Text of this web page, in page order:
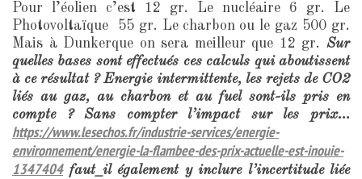
Pour l’éolien c’est 12 gr. Le nucléaire 6 gr. Le
Photovoltaïque 55 gr. Le charbon ou le gaz 500 gr.
Mais à Dunkerque on sera meilleur que 12 gr. Sur
quelles bases sont effectués ces calculs qui aboutissent
à ce résultat ? Energie intermittente, les rejets de CO2
liés au gaz, au charbon et au fuel sont-ils pris en
compte ? Sans compter l’impact sur les prix…
https://www.lesechos.fr/industrie-services/energie-
environnement/energie-la-flambee-des-prix-actuelle-est-inouie-
1347404faut_il également y inclure l’incertitude liée